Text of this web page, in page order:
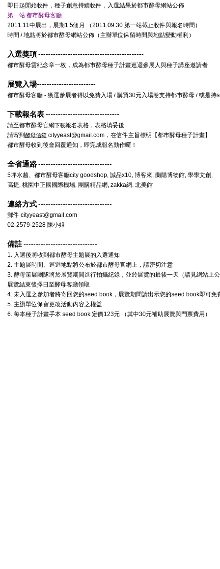
即日起開始收件，種子創意持續收件，入選結果於都市酵母網站公佈
第一站 都市酵母客廳
2011.11中展出，展期1.5個月 （2011.09.30 第一站截止收件與報名時間）
時間 / 地點將於都市酵母網站公佈（主辦單位保留時間與地點變動權利）
入選獎項 -------------------------------------------
都市酵母雲紀念章一枚，成為都市酵母種子計畫巡迴參展人與種子講座邀請者
展覽入場------------------------
都市酵母客廳 - 獲選參展者得以免費入場 / 購買30元入場卷支持都市酵母 / 或是
下載報名表 ------------------------------
請至都市酵母官網下載報名表格，表格填妥後
請寄到 酵母信箱 cityyeast@gmail.com ，在信件主旨標明【都市酵母種子計畫】
都市酵母收到後會回覆通知，即完成報名動作囉！
全省通路 ------------------------------
5坪水越、都市酵母客廳city goodshop, 誠品x10, 博客來, 蘭陽博物館, 學學文創,
高捷, 桃園中正國國際機場, 團購精品網, zakka網. 北美館
連絡方式 ------------------------------
郵件 cityyeast@gmail.com
02-2579-2528 陳小姐
備註------------------------------
1. 入選後將收到都市酵母主題展的入選通知
2. 主題展時間、巡迴地點將公布於都市酵母官網上，請密切注意
3. 酵母策展團隊將於展覽期間進行拍攝紀錄，並於展覽的最後一天（請見網站上
展覽結束後擇日至酵母客廳領取
4. 未入選之參加者將寄回您的seed book，展覽期間請出示您的seed book即可免
5. 主辦單位保留更改活動內容之權益
6. 每本種子計畫手本 seed book 定價123元 （其中30元補助展覽與門票費用）